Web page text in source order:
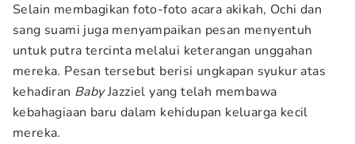
Selain membagikan foto-foto acara akikah, Ochi dan
sang suami juga menyampaikan pesan menyentuh
untuk putra tercinta melalui keterangan unggahan
mereka. Pesan tersebut berisi ungkapan syukur atas
kehadiran BabyJazziel yang telah membawa
kebahagiaan baru dalam kehidupan keluarga kecil
mereka.